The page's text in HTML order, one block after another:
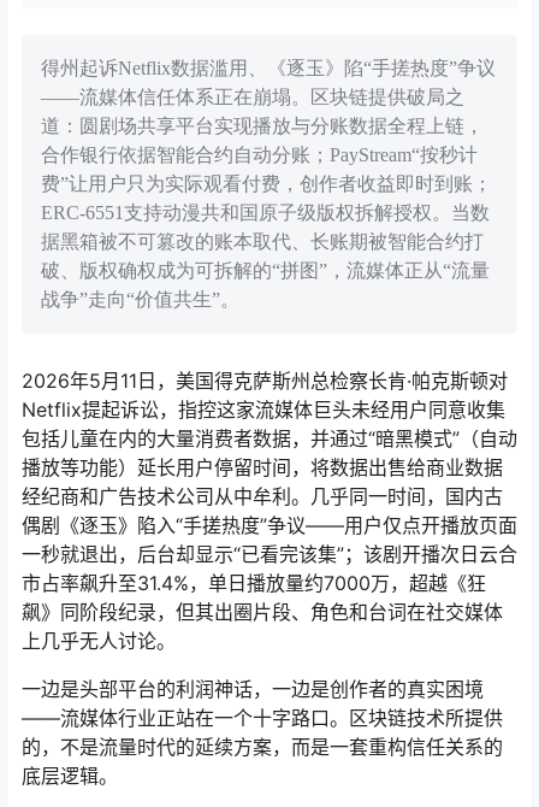
得州起诉Netflix数据滥用、《逐玉》陷“手搓热度”争议
——流媒体信任体系正在崩塌。区块链提供破局之
道：圆剧场共享平台实现播放与分账数据全程上链，
合作银行依据智能合约自动分账；PayStream“按秒计
费”让用户只为实际观看付费，创作者收益即时到账；
ERC-6551支持动漫共和国原子级版权拆解授权。当数
据黑箱被不可篡改的账本取代、长账期被智能合约打
破、版权确权成为可拆解的“拼图”，流媒体正从“流量
战争”走向“价值共生”。
2026年5月11日，美国得克萨斯州总检察长肯·帕克斯顿对
Netflix提起诉讼，指控这家流媒体巨头未经用户同意收集
包括儿童在内的大量消费者数据，并通过“暗黑模式”（自动
播放等功能）延长用户停留时间，将数据出售给商业数据
经纪商和广告技术公司从中牟利 。几乎同一时间，国内古
偶剧《逐玉》陷入“手搓热度”争议——用户仅点开播放页面
一秒就退出，后台却显示“已看完该集”；该剧开播次日云合
市占率飙升至31.4%，单日播放量约7000万，超越《狂
飙》同阶段纪录，但其出圈片段、角色和台词在社交媒体
上几乎无人讨论。
一边是头部平台的利润神话，一边是创作者的真实困境
——流媒体行业正站在一个十字路口。区块链技术所提供
的，不是流量时代的延续方案，而是一套重构信任关系的
底层逻辑。